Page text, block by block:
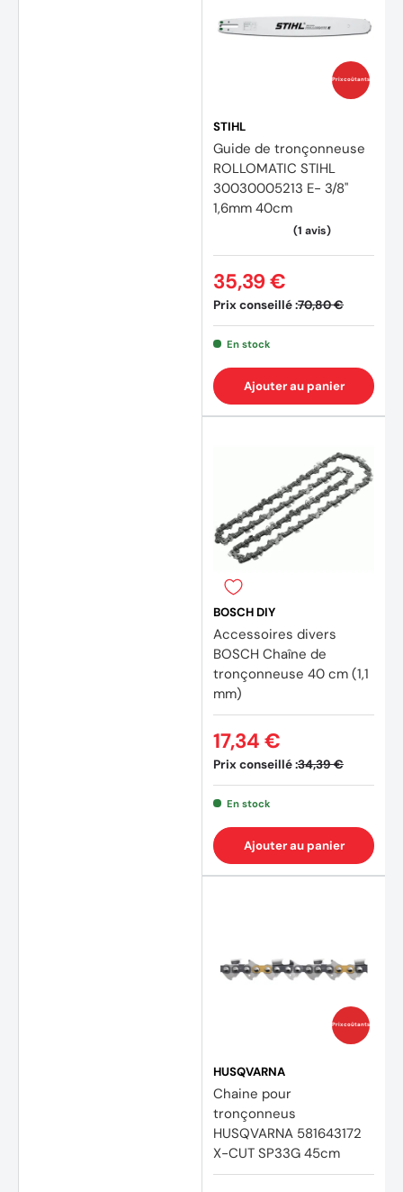
Prix coûtants
STIHL
Guide de tronçonneuse
ROLLOMATIC STIHL
30030005213 E- 3/8"
1,6mm 40cm
Prix conseillé :70,80 €
35,39 €
En stock
Ajouter au panier
BOSCH DIY
Accessoires divers
BOSCH Chaîne de
tronçonneuse 40 cm (1,1
mm)
Prix conseillé :34,39 €
17,34 €
En stock
Ajouter au panier
Prix coûtants
HUSQVARNA
Chaine pour
tronçonneus
HUSQVARNA 581643172
X-CUT SP33G 45cm